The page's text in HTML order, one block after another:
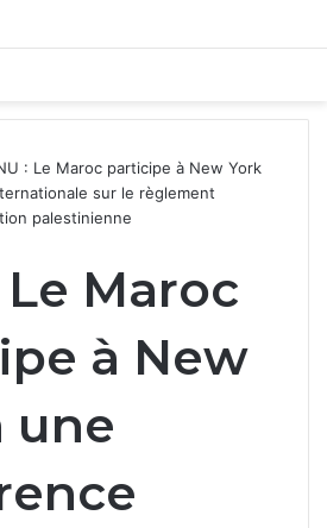
: Le Maroc participe à New York
sur le règlement
palestinienne
Le Maroc
à New
une